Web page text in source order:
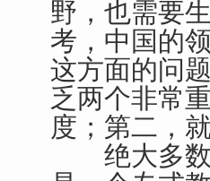
野，也需要
考，中国的
这方面的问
乏两个非常
度；第二，
绝大多数